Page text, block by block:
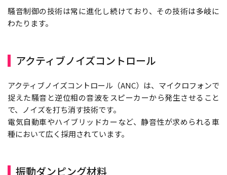
騒音制御の技術は常に進化し続けており、その技術は多岐に
わたります。
アクティブノイズコントロール
アクティブノイズコントロール（ANC）は、マイクロフォンで
捉えた騒音と逆位相の音波をスピーカーから発生させること
で、ノイズを打ち消す技術です。
電気自動車やハイブリッドカーなど、静音性が求められる車
種において広く採用されています。
振動ダンピング材料